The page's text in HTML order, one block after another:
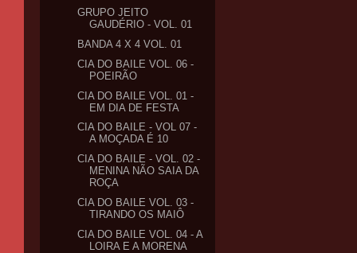
GRUPO JEITO
GAUDÉRIO - VOL. 01
BANDA 4 X 4 VOL. 01
CIA DO BAILE VOL. 06 -
POEIRÃO
CIA DO BAILE VOL. 01 -
EM DIA DE FESTA
CIA DO BAILE - VOL 07 -
A MOÇADA É 10
CIA DO BAILE - VOL. 02 -
MENINA NÃO SAIA DA
ROÇA
CIA DO BAILE VOL. 03 -
TIRANDO OS MAIÔ
CIA DO BAILE VOL. 04 - A
LOIRA E A MORENA